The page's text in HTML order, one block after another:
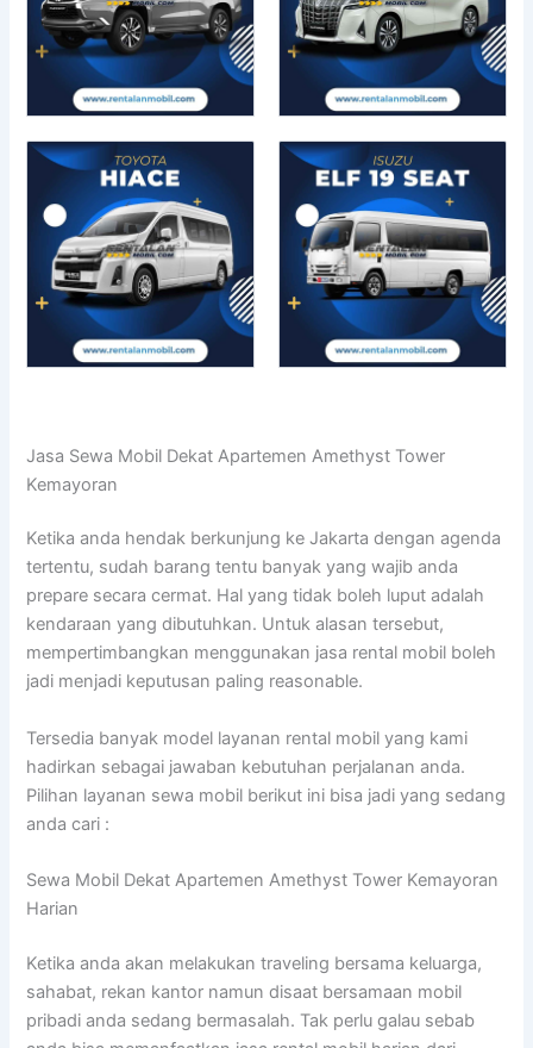
Jasa Sewa Mobil Dekat Apartemen Amethyst Tower
Kemayoran
Ketika anda hendak berkunjung ke Jakarta dengan agenda
tertentu, sudah barang tentu banyak yang wajib anda
prepare secara cermat. Hal yang tidak boleh luput adalah
kendaraan yang dibutuhkan. Untuk alasan tersebut,
mempertimbangkan menggunakan jasa rental mobil boleh
jadi menjadi keputusan paling reasonable.
Tersedia banyak model layanan rental mobil yang kami
hadirkan sebagai jawaban kebutuhan perjalanan anda.
Pilihan layanan sewa mobil berikut ini bisa jadi yang sedang
anda cari :
Sewa Mobil Dekat Apartemen Amethyst Tower Kemayoran
Harian
Ketika anda akan melakukan traveling bersama keluarga,
sahabat, rekan kantor namun disaat bersamaan mobil
pribadi anda sedang bermasalah. Tak perlu galau sebab